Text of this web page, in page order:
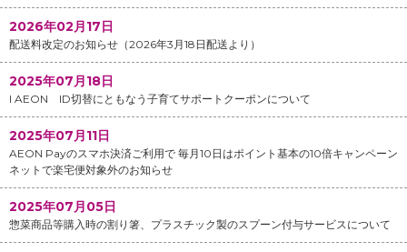
2026年02月17日
配送料改定のお知らせ（2026年3月18日配送より）
2025年07月18日
I AEON ID切替にともなう子育てサポートクーポンについて
2025年07月11日
AEON Payのスマホ決済ご利用で 毎月10日はポイント基本の10倍キャンペーン
ネットで楽宅便対象外のお知らせ
2025年07月05日
惣菜商品等購入時の割り箸、プラスチック製のスプーン付与サービスについて